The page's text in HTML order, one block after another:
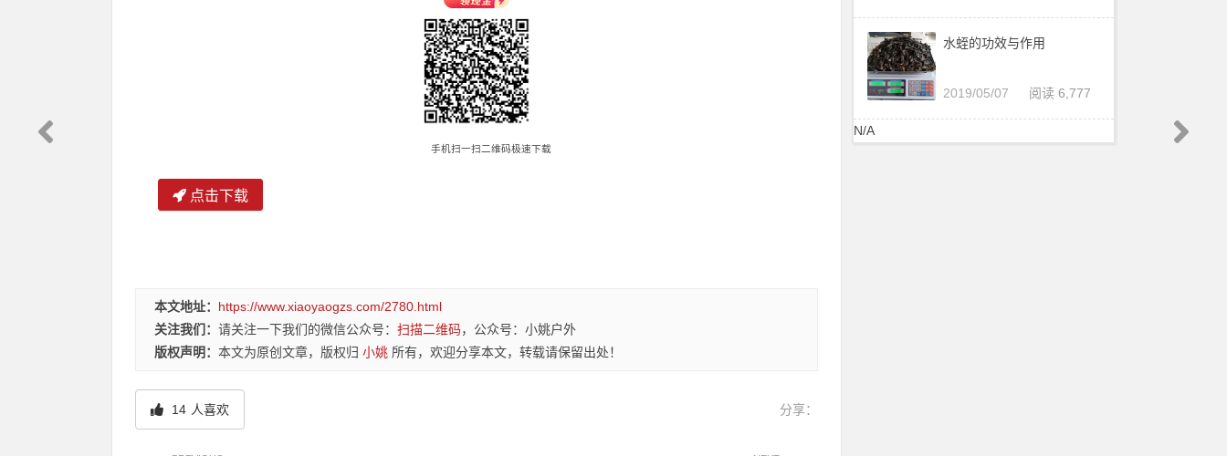
手机扫一扫二维码极速下载
点击下载
本文地址： https://www.xiaoyaogzs.com/2780.html
关注我们： 请关注一下我们的微信公众号： 扫描二维码，公众号：小姚户外
版权声明： 本文为原创文章，版权归 小姚 所有，欢迎分享本文，转载请保留出处！
14 人喜欢 分享：
水蛭的功效与作用
阅读 6,777
2019/05/07
N/A